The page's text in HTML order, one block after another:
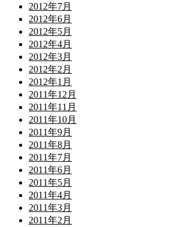
2012年7月
2012年6月
2012年5月
2012年4月
2012年3月
2012年2月
2012年1月
2011年12月
2011年11月
2011年10月
2011年9月
2011年8月
2011年7月
2011年6月
2011年5月
2011年4月
2011年3月
2011年2月